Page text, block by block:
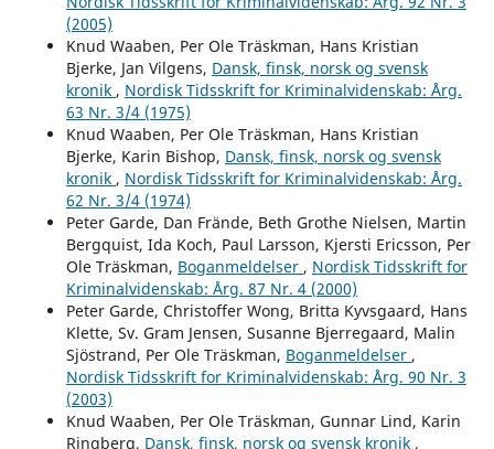
(2005)
Knud Waaben, Per Ole Träskman, Hans Kristian
Bjerke, Jan Vilgens, Dansk, finsk, norsk og svensk
kronik , Nordisk Tidsskrift for Kriminalvidenskab: Årg.
63 Nr. 3/4 (1975)
Knud Waaben, Per Ole Träskman, Hans Kristian
Bjerke, Karin Bishop, Dansk, finsk, norsk og svensk
kronik , Nordisk Tidsskrift for Kriminalvidenskab: Årg.
62 Nr. 3/4 (1974)
Peter Garde, Dan Frände, Beth Grothe Nielsen, Martin
Bergquist, Ida Koch, Paul Larsson, Kjersti Ericsson, Per
Ole Träskman, Boganmeldelser , Nordisk Tidsskrift for
Kriminalvidenskab: Årg. 87 Nr. 4 (2000)
Peter Garde, Christoffer Wong, Britta Kyvsgaard, Hans
Klette, Sv. Gram Jensen, Susanne Bjerregaard, Malin
Sjöstrand, Per Ole Träskman, Boganmeldelser ,
Nordisk Tidsskrift for Kriminalvidenskab: Årg. 90 Nr. 3
(2003)
Knud Waaben, Per Ole Träskman, Gunnar Lind, Karin
Ringberg, Dansk, finsk, norsk og svensk kronik ,